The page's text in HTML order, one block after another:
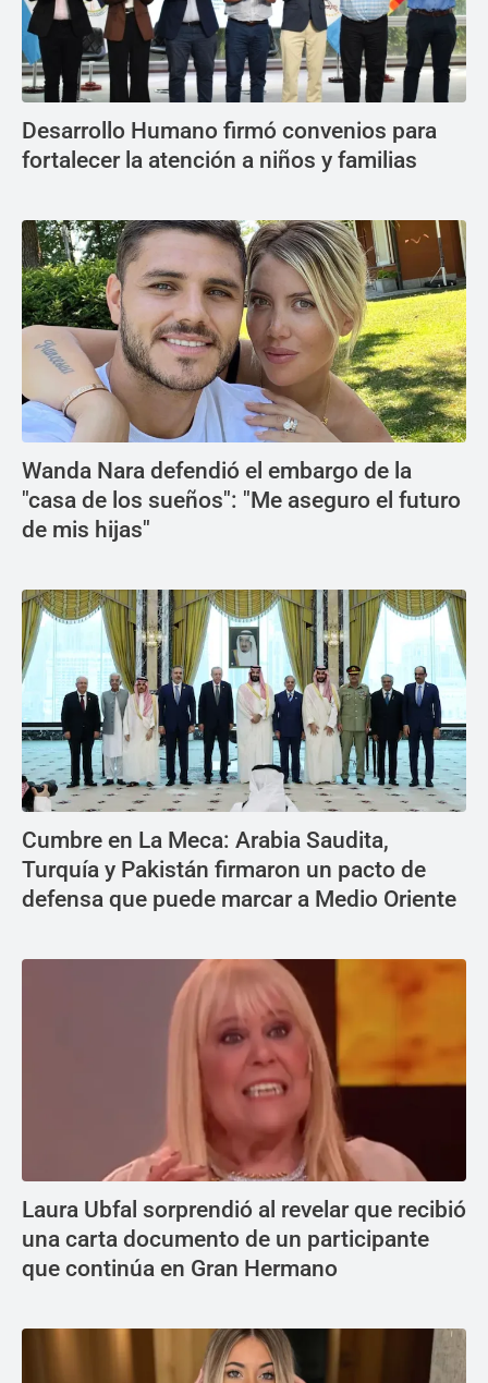
Desarrollo Humano firmó convenios para
fortalecer la atención a niños y familias
Wanda Nara defendió el embargo de la
"casa de los sueños": "Me aseguro el futuro
de mis hijas"
Cumbre en La Meca: Arabia Saudita,
Turquía y Pakistán firmaron un pacto de
defensa que puede marcar a Medio Oriente
Laura Ubfal sorprendió al revelar que recibió
una carta documento de un participante
que continúa en Gran Hermano